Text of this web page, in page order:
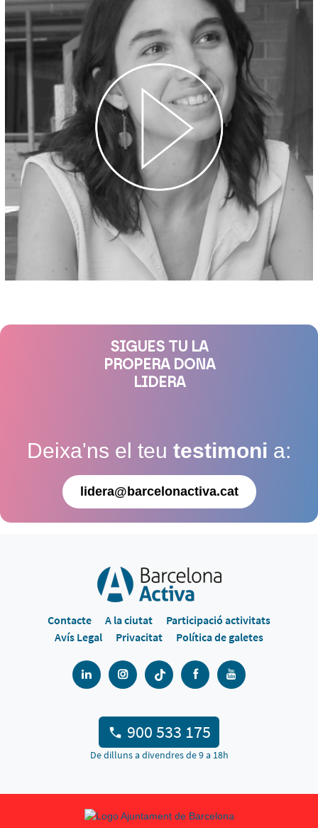
SIGUES TU LA
PROPERA DONA
LIDERA
Deixa'ns el teu testimoni a:
lidera@barcelonactiva.cat
Contacte A la ciutat
Participació activitats
Avís Legal
Privacitat Política de galetes
900 533 175
De dilluns a divendres de 9 a 18h